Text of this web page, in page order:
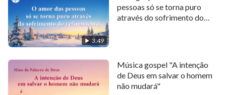
Quem não viria pra a luz?
Quem não veria a riqueza de Canaã?
Quem não anseia a volta do Redentor?
Quem não O admira? Ele é onipotente.
3:49
pessoas só se torna puro
através do sofrimento do
Música gospel "A intenção
de Deus em salvar o homem
não mudará"